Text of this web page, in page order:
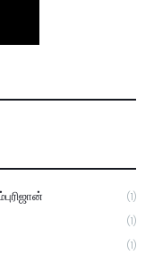
(1)
(1)
(1)